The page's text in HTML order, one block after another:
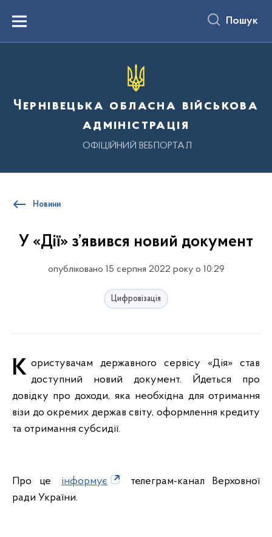
вмістуMenu Пошук
Чернівецька обласна військова
адміністрація
ОФІЦІЙНИЙ ВЕБПОРТАЛ
Новини
У «Дії» з’явився новий документ
опубліковано 15 серпня 2022 року о 10:29
Цифровізація
Користувачам державного сервісу «Дія» став доступний новий документ. Йдеться про
довідку про доходи, яка необхідна для отримання
візи до окремих держав світу, оформлення кредиту
та отримання субсидії.
Про це інформує
телеграм-канал Верховної
ради України.